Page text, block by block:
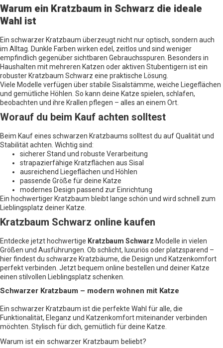
Warum ein Kratzbaum in Schwarz die ideale
Wahl ist
Ein schwarzer Kratzbaum überzeugt nicht nur optisch, sondern auch
im Alltag. Dunkle Farben wirken edel, zeitlos und sind weniger
empfindlich gegenüber sichtbaren Gebrauchsspuren. Besonders in
Haushalten mit mehreren Katzen oder aktiven Stubentigern ist ein
robuster Kratzbaum Schwarz eine praktische Lösung.
Viele Modelle verfügen über stabile Sisalstämme, weiche Liegeflächen
und gemütliche Höhlen. So kann deine Katze spielen, schlafen,
beobachten und ihre Krallen pflegen – alles an einem Ort.
Worauf du beim Kauf achten solltest
Beim Kauf eines schwarzen Kratzbaums solltest du auf Qualität und
Stabilität achten. Wichtig sind:
sicherer Stand und robuste Verarbeitung
strapazierfähige Kratzflächen aus Sisal
ausreichend Liegeflächen und Höhlen
passende Größe für deine Katze
modernes Design passend zur Einrichtung
Ein hochwertiger Kratzbaum bleibt lange schön und wird schnell zum
Lieblingsplatz deiner Katze.
Kratzbaum Schwarz online kaufen
Entdecke jetzt hochwertige Kratzbaum Schwarz Modelle in vielen
Größen und Ausführungen. Ob schlicht, luxuriös oder platzsparend –
hier findest du schwarze Kratzbäume, die Design und Katzenkomfort
perfekt verbinden. Jetzt bequem online bestellen und deiner Katze
einen stilvollen Lieblingsplatz schenken.
Schwarzer Kratzbaum – modern wohnen mit Katze
Ein schwarzer Kratzbaum ist die perfekte Wahl für alle, die
Funktionalität, Eleganz und Katzenkomfort miteinander verbinden
möchten. Stylisch für dich, gemütlich für deine Katze.
Warum ist ein schwarzer Kratzbaum beliebt?